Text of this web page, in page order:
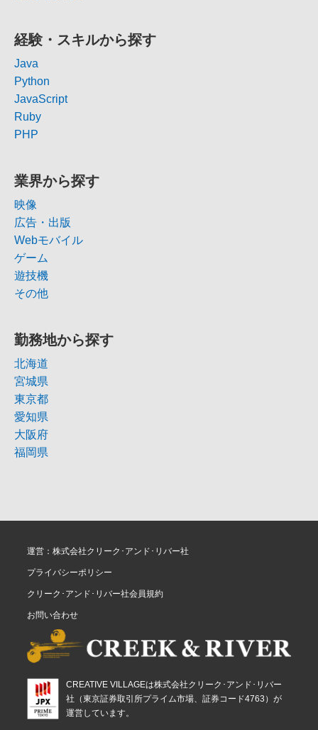
経験・スキルから探す
Java
Python
JavaScript
Ruby
PHP
業界から探す
映像
広告・出版
Webモバイル
ゲーム
遊技機
その他
勤務地から探す
北海道
宮城県
東京都
愛知県
大阪府
福岡県
運営：株式会社クリーク･アンド･リバー社
プライバシーポリシー
クリーク･アンド･リバー社会員規約
お問い合わせ
CREATIVE VILLAGEは株式会社クリーク･アンド･リバー
社（東京証券取引所プライム市場、証券コード4763）が
運営しています。